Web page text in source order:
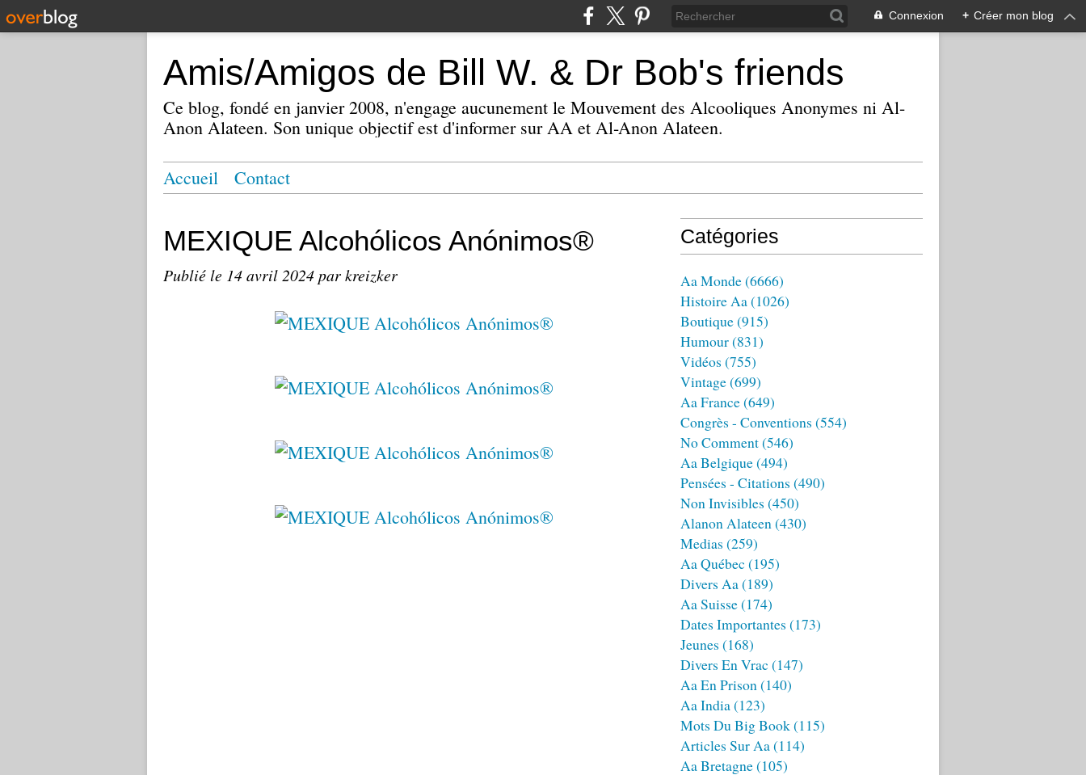
Connexion + Créer mon blog
Amis/Amigos de Bill W. & Dr Bob's friends
Ce blog, fondé en janvier 2008, n'engage aucunement le Mouvement des Alcooliques Anonymes ni Al-
Anon Alateen. Son unique objectif est d'informer sur AA et Al-Anon Alateen.
Accueil Contact
MEXIQUE Alcohólicos Anónimos®
Publié le 14 avril 2024par kreizker
Catégories
Aa Monde(6666)
Histoire Aa(1026)
Boutique(915)
Humour(831)
Vidéos (755)
Vintage(699)
Aa France(649)
Congrès - Conventions (554)
No Comment(546)
Aa Belgique(494)
Pensées - Citations (490)
Non Invisibles (450)
Alanon Alateen(430)
Medias (259)
Aa Québec (195)
Divers Aa(189)
Aa Suisse(174)
Dates Importantes (173)
Jeunes (168)
Divers En Vrac (147)
Aa En Prison(140)
Aa India(123)
Mots Du Big Book(115)
Articles Sur Aa(114)
Aa Bretagne(105)